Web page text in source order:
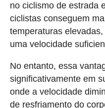
no ciclismo de estrada
ciclistas conseguem
temperaturas
uma velocidade
No entanto, essa
significativamente em
onde a velocidade
de resfriamento do